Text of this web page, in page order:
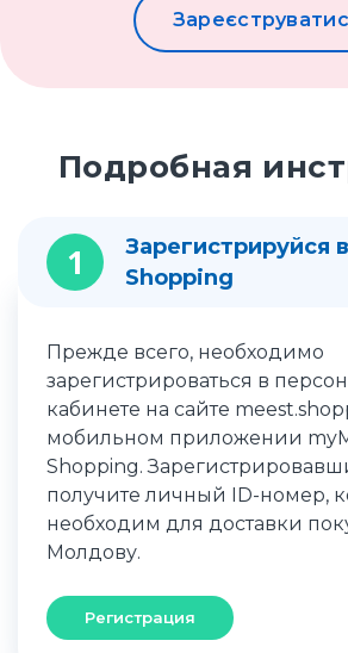
Подробная
1
Зарегистрируйся
Shopping
Прежде всего, необходимо
зарегистрироваться в
кабинете на сайте
мобильном приложении
Shopping.
получите личный ID-номер,
необходим для доставки
Молдову.
Регистрация